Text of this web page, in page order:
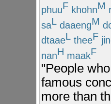
phuuF khohnM
saL daaengM
dtaaeL theeF
nanH maakF
"People
famous
more than